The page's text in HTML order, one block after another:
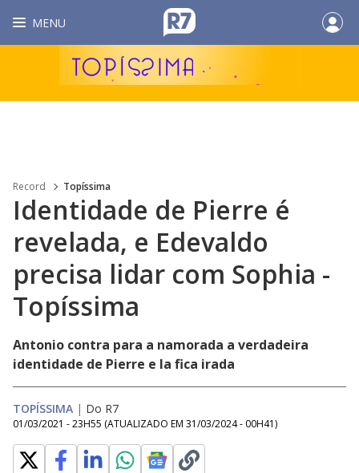
MENU
Record Topíssima
Identidade de Pierre é
revelada, e Edevaldo
precisa lidar com Sophia -
Topíssima
Antonio contra para a namorada a verdadeira
identidade de Pierre e la fica irada
TOPÍSSIMA | Do R7
01/03/2021 - 23H55 (ATUALIZADO EM 31/03/2024 - 00H41)